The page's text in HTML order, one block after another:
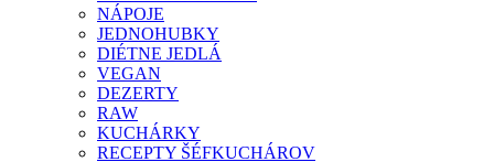
NÁPOJE
JEDNOHUBKY
DIÉTNE JEDLÁ
VEGAN
DEZERTY
RAW
KUCHÁRKY
RECEPTY ŠÉFKUCHÁROV